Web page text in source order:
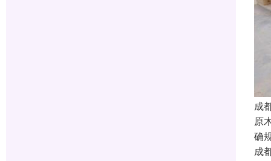
成
原
确
成